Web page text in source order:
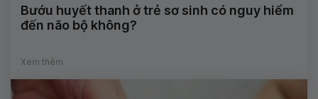
Bướu huyết thanh ở trẻ sơ sinh có nguy hiểm
đến não bộ không?
Xem thêm